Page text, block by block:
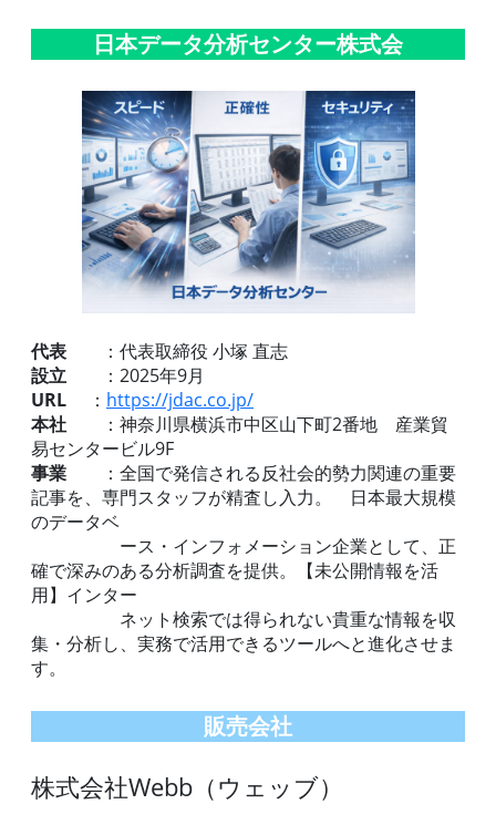
日本データ分析センター株式会
代表 ：代表取締役 小塚 直志
設立 ：2025年9月
URL ： https://jdac.co.jp/
本社 ：神奈川県横浜市中区山下町2番地 産業貿
易センタービル9F
事業 ：全国で発信される反社会的勢力関連の重要
記事を、専門スタッフが精査し入力。 日本最大規模
のデータベ
ース・インフォメーション企業として、正
確で深みのある分析調査を提供。【未公開情報を活
用】インター
ネット検索では得られない貴重な情報を収
集・分析し、実務で活用できるツールへと進化させま
す。
販売会社
株式会社Webb（ウェッブ）